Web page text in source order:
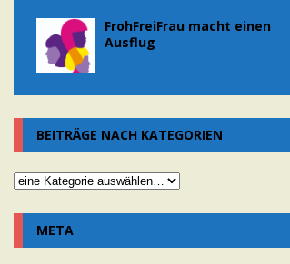
FrohFreiFrau macht einen
Ausflug
BEITRÄGE NACH KATEGORIEN
META